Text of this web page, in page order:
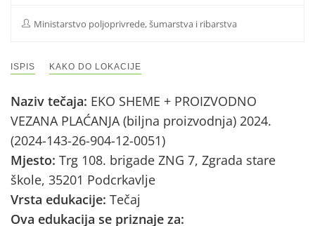
Ministarstvo poljoprivrede, šumarstva i ribarstva
ISPIS KAKO DO LOKACIJE
Naziv tečaja: EKO SHEME + PROIZVODNO
VEZANA PLAĆANJA (biljna proizvodnja) 2024.
(2024-143-26-904-12-0051)
Mjesto: Trg 108. brigade ZNG 7, Zgrada stare
škole, 35201 Podcrkavlje
Vrsta edukacije: Tečaj
Ova edukacija se priznaje za: